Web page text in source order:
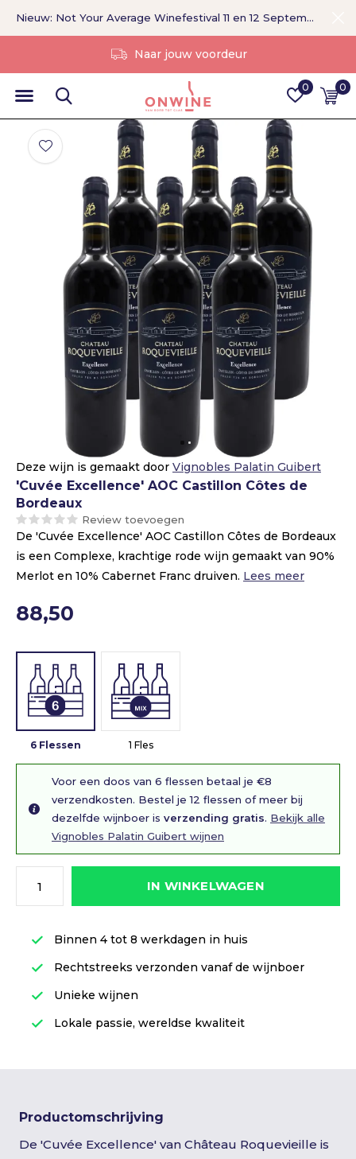
0 0
Zonder tussenpersoon
Nieuw: Not Your Average Winefestival 11 en 12 September >
Deze wijn is gemaakt door Vignobles Palatin Guibert
'Cuvée Excellence' AOC Castillon Côtes de
Bordeaux
Review toevoegen
De 'Cuvée Excellence' AOC Castillon Côtes de Bordeaux
is een Complexe, krachtige rode wijn gemaakt van 90%
Merlot en 10% Cabernet Franc druiven. Lees meer
88,50
6 Flessen 1 Fles
Voor een doos van 6 flessen betaal je €8
verzendkosten. Bestel je 12 flessen of meer bij
dezelfde wijnboer is verzending gratis. Bekijk alle
Vignobles Palatin Guibert wijnen
IN WINKELWAGEN
Binnen 4 tot 8 werkdagen in huis
Rechtstreeks verzonden vanaf de wijnboer
Unieke wijnen
Lokale passie, wereldse kwaliteit
Productomschrijving
De 'Cuvée Excellence' van Château Roquevieille is